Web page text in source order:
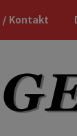
/ Kontakt